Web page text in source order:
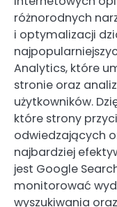
różnorodnych
i optymalizacji
Analytics, które
stronie oraz
użytkowników.
które strony
odwiedzających
najbardziej
jest Google
monitorować
wyszukiwania